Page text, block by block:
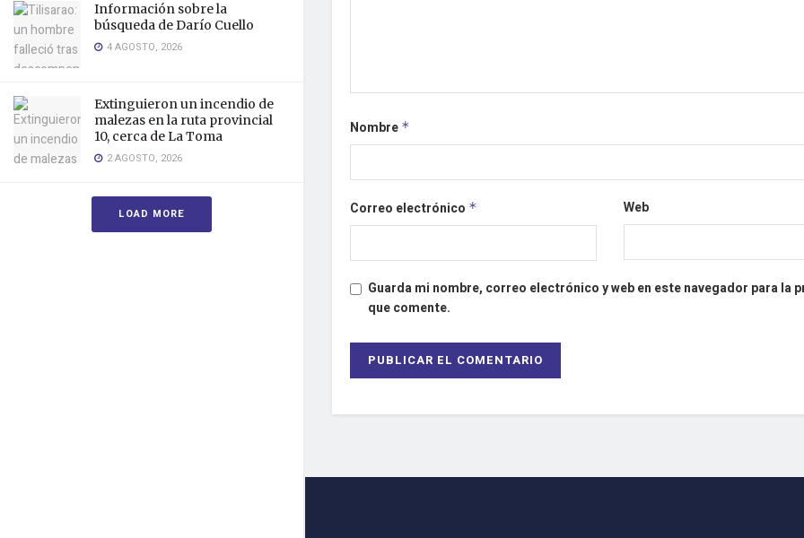
Información sobre la
búsqueda de Darío Cuello
4 AGOSTO, 2026
Extinguieron un incendio de
malezas en la ruta provincial
10, cerca de La Toma
2 AGOSTO, 2026
LOAD MORE
Nombre *
Correo electrónico * Web
Guarda mi nombre, correo electrónico y web en este navegador para la
que comente.